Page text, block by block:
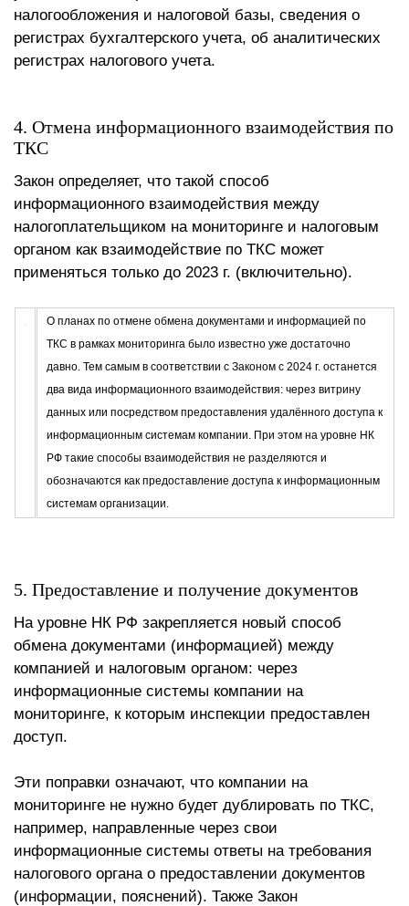
налогообложения и налоговой базы, сведения о
регистрах бухгалтерского учета, об аналитических
регистрах налогового учета.
4. Отмена информационного взаимодействия по
ТКС
Закон определяет, что такой способ
информационного взаимодействия между
налогоплательщиком на мониторинге и налоговым
органом как взаимодействие по ТКС может
применяться только до 2023 г. (включительно).
О планах по отмене обмена документами и информацией по
ТКС в рамках мониторинга было известно уже достаточно
давно. Тем самым в соответствии с Законом с 2024 г. останется
два вида информационного взаимодействия: через витрину
данных или посредством предоставления удалённого доступа к
информационным системам компании. При этом на уровне НК
РФ такие способы взаимодействия не разделяются и
обозначаются как предоставление доступа к информационным
системам организации.
5. Предоставление и получение документов
На уровне НК РФ закрепляется новый способ
обмена документами (информацией) между
компанией и налоговым органом: через
информационные системы компании на
мониторинге, к которым инспекции предоставлен
доступ.
Эти поправки означают, что компании на
мониторинге не нужно будет дублировать по ТКС,
например, направленные через свои
информационные системы ответы на требования
налогового органа о предоставлении документов
(информации, пояснений). Также Закон